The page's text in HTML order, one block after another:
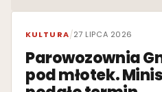
WYRÓŻNIONE
KULTURA/27 LIPCA 2026
Parowozownia
pod młotek.